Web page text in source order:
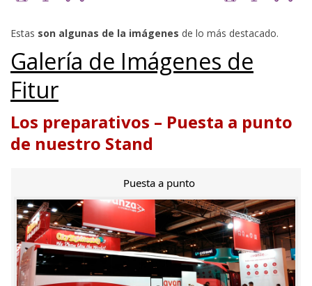
Estas son algunas de la imágenes de lo más destacado.
Galería de Imágenes de
Fitur
Los preparativos – Puesta a punto
de nuestro Stand
Puesta a punto